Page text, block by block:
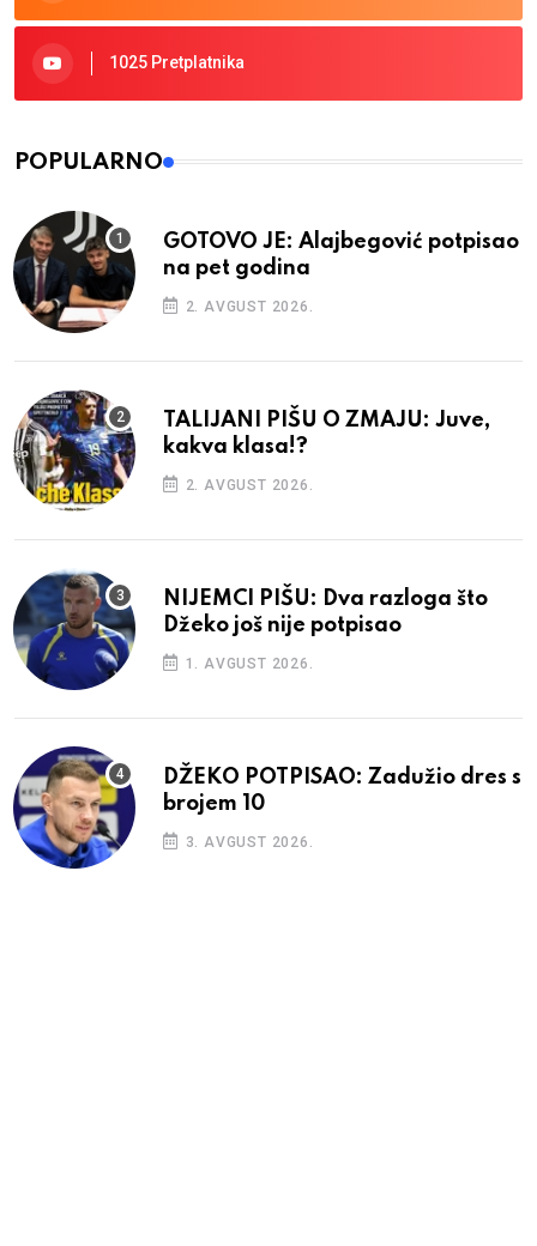
1025 Pretplatnika
POPULARNO
GOTOVO JE: Alajbegović potpisao
na pet godina
2. AVGUST 2026.
TALIJANI PIŠU O ZMAJU: Juve,
kakva klasa!?
2. AVGUST 2026.
NIJEMCI PIŠU: Dva razloga što
Džeko još nije potpisao
1. AVGUST 2026.
DŽEKO POTPISAO: Zadužio dres s
brojem 10
3. AVGUST 2026.